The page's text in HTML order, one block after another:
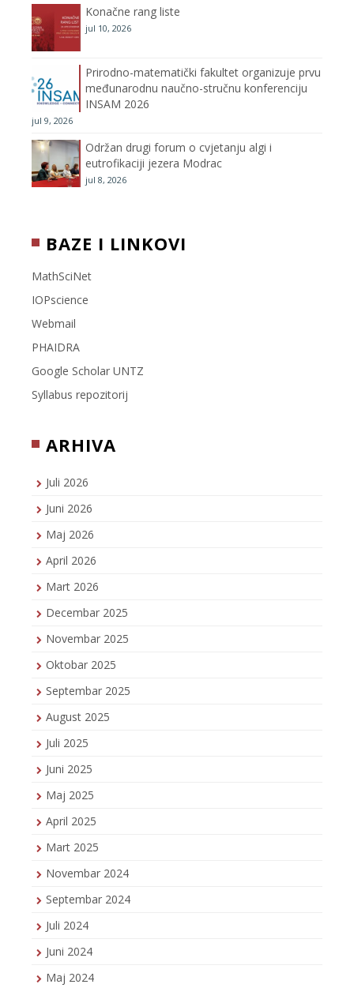
e
Konačne rang liste
jul 10, 2026
Prirodno-matematički fakultet organizuje prvu
međunarodnu naučno-stručnu konferenciju
INSAM 2026
jul 9, 2026
Održan drugi forum o cvjetanju algi i
eutrofikaciji jezera Modrac
jul 8, 2026
BAZE I LINKOVI
MathSciNet
IOPscience
Webmail
PHAIDRA
Google Scholar UNTZ
Syllabus repozitorij
ARHIVA
Juli 2026
Juni 2026
Maj 2026
April 2026
Mart 2026
Decembar 2025
Novembar 2025
Oktobar 2025
Septembar 2025
August 2025
Juli 2025
Juni 2025
Maj 2025
April 2025
Mart 2025
Novembar 2024
Septembar 2024
Juli 2024
Juni 2024
Maj 2024